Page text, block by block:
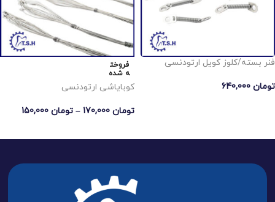
فنر بسته/کلوز کویل ارتودنسی
تومان
فروخت
ه شده
کوبایاشی ارتودنسی
تومان – تومان